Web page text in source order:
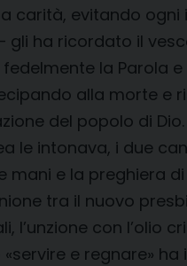
carità, evitando
gli ha ricordato il
la Parola
alla morte e
del popolo di Dio.
le intonava, i due
e la preghiera
tra il nuovo
con l’olio
e regnare»